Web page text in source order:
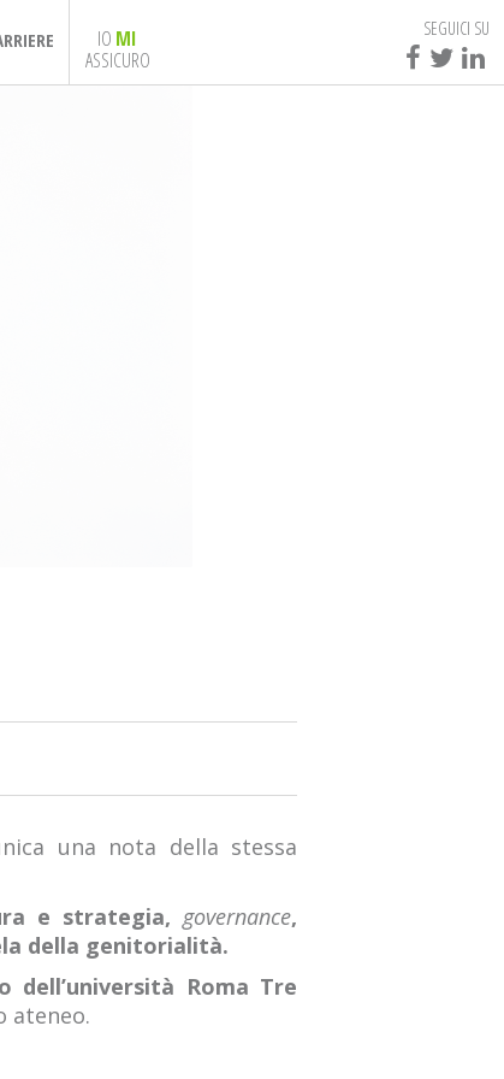
IO MI
ASSICURO
SEGUICI SU
una nota della stessa
e strategia,governance,
della genitorialità.
dell’università Roma Tre
ateneo.